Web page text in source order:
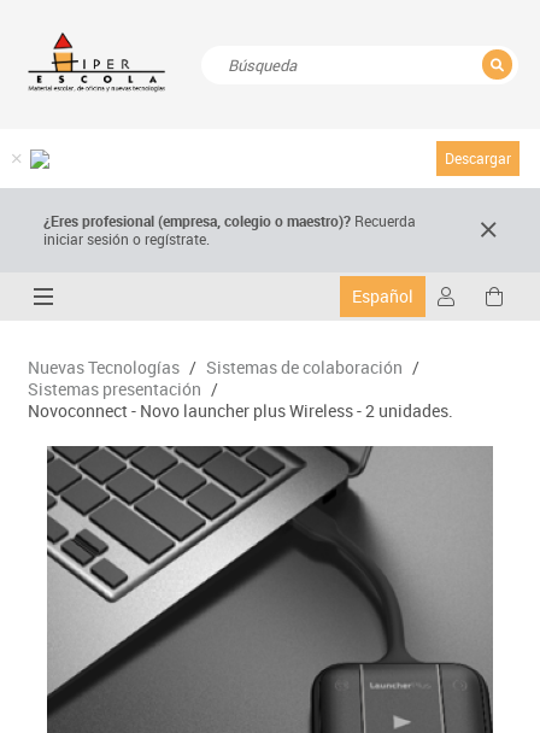
Descargar
¿Eres profesional (empresa, colegio o maestro)? Recuerda
iniciar sesión o regístrate.
Español
Nuevas Tecnologías / Sistemas de colaboración /
Sistemas presentación /
Novoconnect - Novo launcher plus Wireless - 2 unidades.